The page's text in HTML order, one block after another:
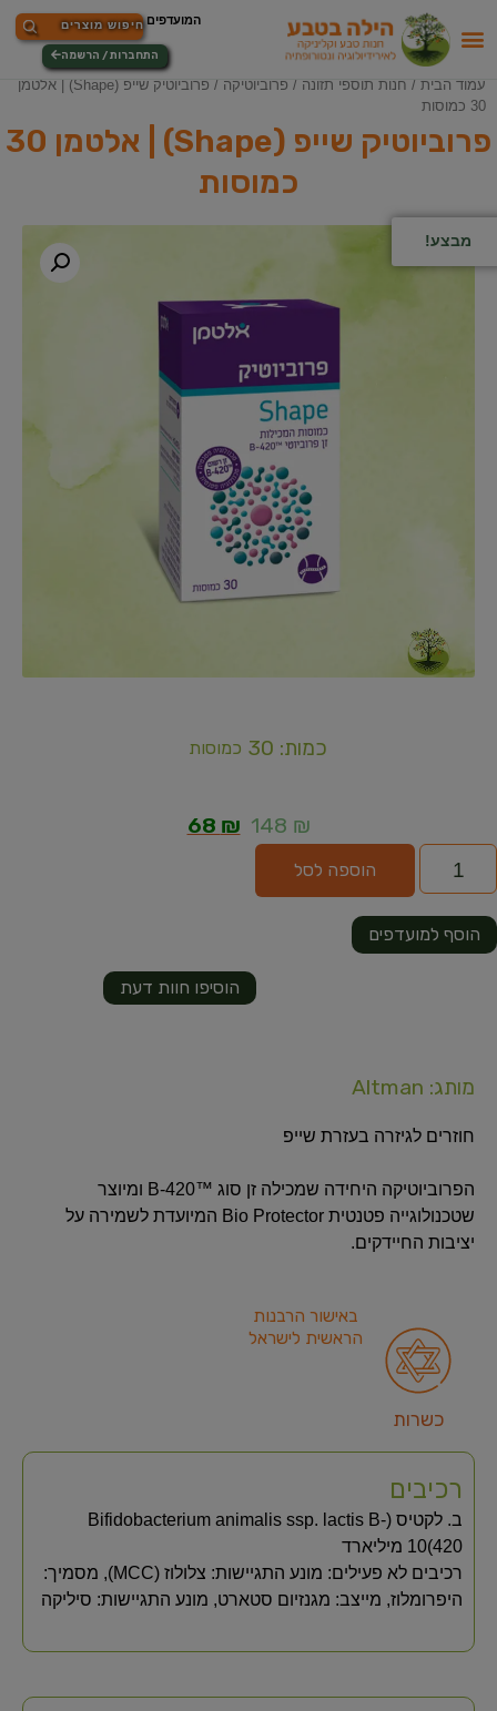
התחברות / הרשמה
עמוד הבית / חנות תוספי תזונה / פרוביוטיקה
/ פרוביוטיק שייפ (Shape) | אלטמן
30 כמוסות
פרוביוטיק שייפ (Shape) | אלטמן 30
כמוסות
מבצע!
כמות: 30 כמוסות
148 ₪
68 ₪
הוספה לסל
הוסיפו חוות דעת
הוסף למועדפים
מותג: Altman
חוזרים לגיזרה בעזרת שייפ
הפרוביוטיקה היחידה שמכילה זן סוג ™B-420 ומיוצר
שטכנולוגייה פטנטית Bio Protector המיועדת לשמירה על
יציבות החיידקים.
כשרות
באישור הרבנות
הראשית לישראל
רכיבים
ב. לקטיס‏ (Bifidobacterium animalis ssp. lactis B-
420)‏10 מיליארד
רכיבים לא פעילים: מונע התגיישות: צלולוז (MCC), מסמיך:
היפרומלוז, מייצב: מגנזיום סטארט, מונע התגיישות: סיליקה